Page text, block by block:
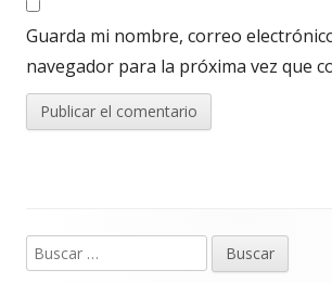
Guarda mi nombre, correo
navegador para la próxima vez que
Barra
Buscar: